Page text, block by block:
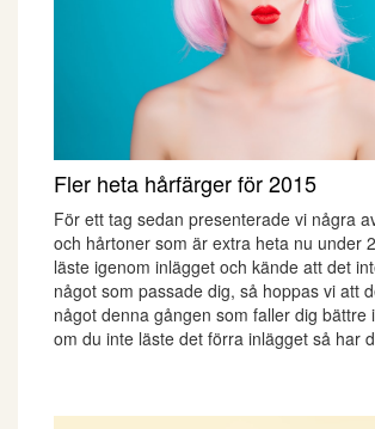
Fler heta hårfärger för 2015
För ett tag sedan presenterade vi några
och hårtoner som är extra heta nu under
läste igenom inlägget och kände att det
något som passade dig, så hoppas vi att
något denna gången som faller dig bättre
om du inte läste det förra inlägget så har